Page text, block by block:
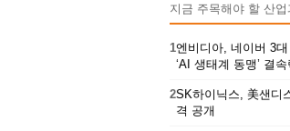
지금 주목해야 할 산
1엔비디아, 네이버 3
‘AI 생태계 동맹’ 결
2SK하이닉스, 美샌디
격 공개